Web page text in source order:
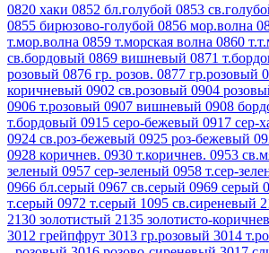
0820 хаки 0852 бл.голубой 0853
0855 бирюзово-голубой 0856 мор.волна
т.мор.волна 0859 т.морская волна 0860
св.бордовый 0869 вишневый 0871
розовый 0876 гр. розов. 0877 гр.розовый
коричневый 0902 св.розовый 0904
0906 т.розовый 0907 вишневый 0908
т.бордовый 0915 серо-бежевый 0917 сер-
0924 св.роз-бежевый 0925 роз-бежевый
0928 коричнев. 0930 т.коричнев. 0953
зеленый 0957 сер-зеленый 0958 т.сер-
0966 бл.серый 0967 св.серый 0969 серый
т.серый 0972 т.серый 1095 св.сиреневый
2130 золотистый 2135 золотисто-
3012 грейпфрут 3013 гр.розовый 3014